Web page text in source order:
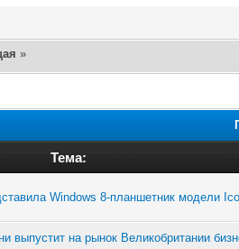
»
Тема:
Windows 8-планшетник модели
выпустит на рынок Великобритании